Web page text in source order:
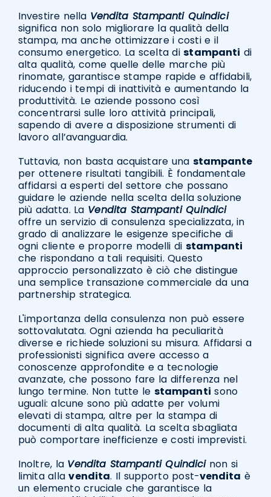
Investire nella Vendita Stampanti Quindici
significa non solo migliorare la qualità della
stampa, ma anche ottimizzare i costi e il
consumo energetico. La scelta distampanti di
alta qualità, come quelle delle marche più
rinomate, garantisce stampe rapide e affidabili,
riducendo i tempi di inattività e aumentando la
produttività. Le aziende possono così
concentrarsi sulle loro attività principali,
sapendo di avere a disposizione strumenti di
lavoro all’avanguardia.
Tuttavia, non basta acquistare una stampante
per ottenere risultati tangibili. È fondamentale
affidarsi a esperti del settore che possano
guidare le aziende nella scelta della soluzione
più adatta. La Vendita Stampanti Quindici
offre un servizio di consulenza specializzata, in
grado di analizzare le esigenze specifiche di
ogni cliente e proporre modelli distampanti
che rispondano a tali requisiti. Questo
approccio personalizzato è ciò che distingue
una semplice transazione commerciale da una
partnership strategica.
L'importanza della consulenza non può essere
sottovalutata. Ogni azienda ha peculiarità
diverse e richiede soluzioni su misura. Affidarsi a
professionisti significa avere accesso a
conoscenze approfondite e a tecnologie
avanzate, che possono fare la differenza nel
lungo termine. Non tutte le stampanti sono
uguali: alcune sono più adatte per volumi
elevati di stampa, altre per la stampa di
documenti di alta qualità. La scelta sbagliata
può comportare inefficienze e costi imprevisti.
Inoltre, la Vendita Stampanti Quindicinon si
limita allavendita. Il supporto post-vendita è
un elemento cruciale che garantisce la